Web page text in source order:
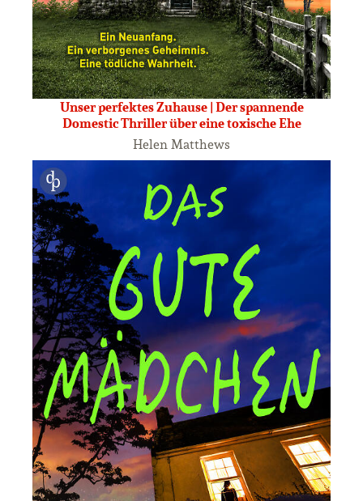
Unser perfektes Zuhause | Der spannende
Domestic Thriller über eine toxische Ehe
Helen Matthews